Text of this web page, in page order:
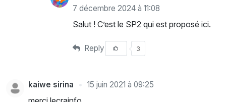
7 décembre 2024 à 11:08
Salut ! C’est le SP2 qui est proposé ici.
Reply 3
kaiwe sirina 15 juin 2021 à 09:25